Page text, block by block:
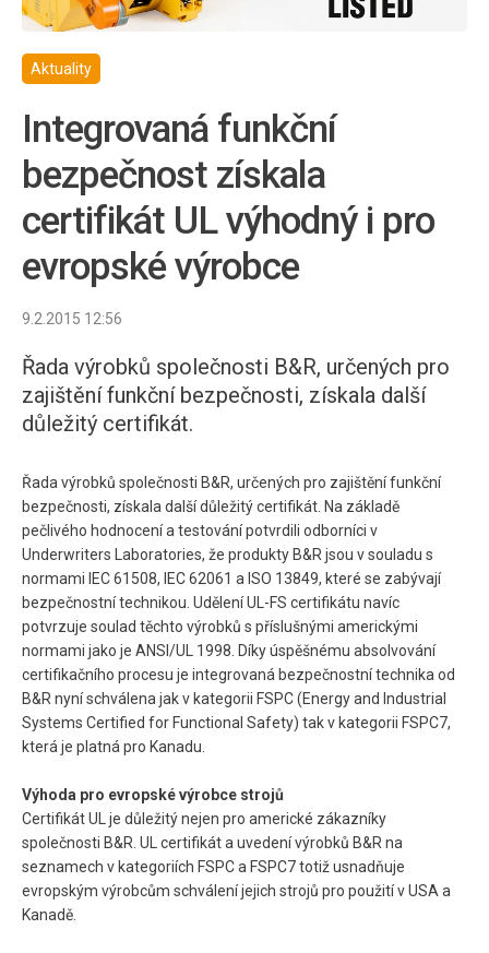
Aktuality
Integrovaná funkční
bezpečnost získala
certifikát UL výhodný i pro
evropské výrobce
9.2.2015 12:56
Řada výrobků společnosti B&R, určených pro
zajištění funkční bezpečnosti, získala další
důležitý certifikát.
Řada výrobků společnosti B&R, určených pro zajištění funkční
bezpečnosti, získala další důležitý certifikát. Na základě
pečlivého hodnocení a testování potvrdili odborníci v
Underwriters Laboratories, že produkty B&R jsou v souladu s
normami IEC 61508, IEC 62061 a ISO 13849, které se zabývají
bezpečnostní technikou. Udělení UL-FS certifikátu navíc
potvrzuje soulad těchto výrobků s příslušnými americkými
normami jako je ANSI/UL 1998. Díky úspěšnému absolvování
certifikačního procesu je integrovaná bezpečnostní technika od
B&R nyní schválena jak v kategorii FSPC (Energy and Industrial
Systems Certified for Functional Safety) tak v kategorii FSPC7,
která je platná pro Kanadu.
Výhoda pro evropské výrobce strojů
Certifikát UL je důležitý nejen pro americké zákazníky
společnosti B&R. UL certifikát a uvedení výrobků B&R na
seznamech v kategoriích FSPC a FSPC7 totiž usnadňuje
evropským výrobcům schválení jejich strojů pro použití v USA a
Kanadě.